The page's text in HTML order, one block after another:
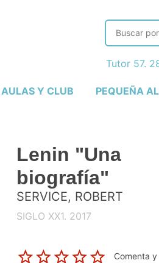
AULAS Y CLUB PEQUEÑA
Tutor 57.
Lenin "Una
biografía"
SERVICE, ROBERT
SIGLO XX1. 2017
Comenta